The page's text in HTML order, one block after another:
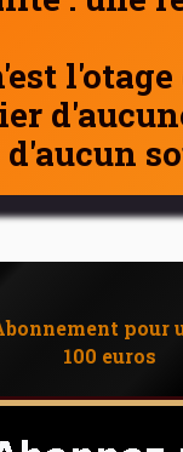
d'aucun
pour
100 euros